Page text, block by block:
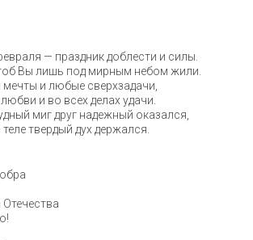
— праздник доблести и силы.
Вы лишь под мирным небом жили.
мечты и любые сверхзадачи,
и во всех делах удачи.
миг друг надежный оказался,
твердый дух держался.